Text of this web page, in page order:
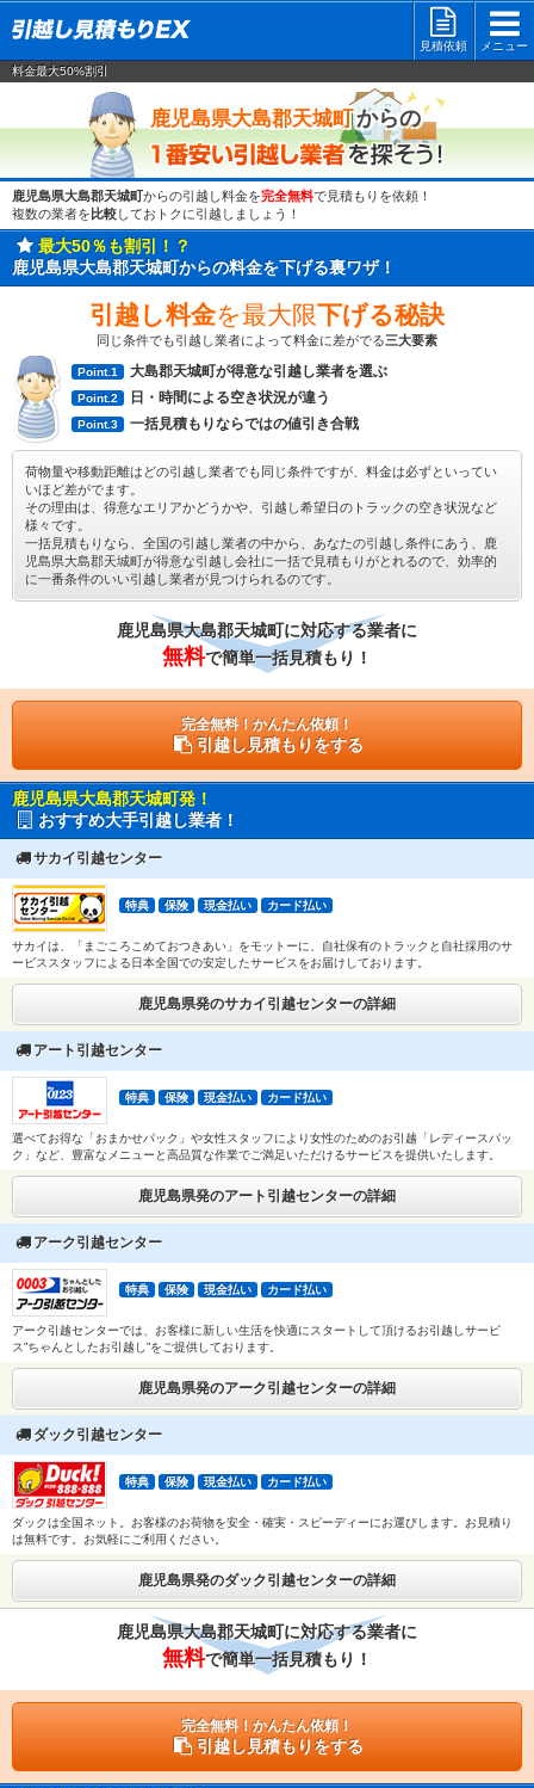
見積依頼
メニュー
料金最大50%割引
鹿児島県大島郡天城町からの
鹿児島県大島郡天城町からの引越し料金を完全無料で見積もりを依頼！
複数の業者を 比較しておトクに引越しましょう！
最大50％も割引！？
鹿児島県大島郡天城町からの料金を下げる裏ワザ！
引越し料金を最大限下げる秘訣
同じ条件でも引越し業者によって料金に差がでる三大要素
Point.1 大島郡天城町が得意な引越し業者を選ぶ
Point.2 日・時間による空き状況が違う
Point.3 一括見積もりならではの値引き合戦
荷物量や移動距離はどの引越し業者でも同じ条件ですが、料金は必ずといってい
いほど差がでます。
その理由は、得意なエリアかどうかや、引越し希望日のトラックの空き状況など
様々です。
一括見積もりなら、全国の引越し業者の中から、あなたの引越し条件にあう、鹿
児島県大島郡天城町が得意な引越し会社に一括で見積もりがとれるので、効率的
に一番条件のいい引越し業者が見つけられるのです。
鹿児島県大島郡天城町に対応する業者に
無料で簡単一括見積もり！
完全無料！かんたん依頼！
引越し見積もりをする
鹿児島県大島郡天城町発！
おすすめ大手引越し業者！
サカイ引越センター
特典 保険 現金払い カード払い
サカイは、「まごころこめておつきあい」をモットーに、自社保有のトラックと自社採用のサ
ービススタッフによる日本全国での安定したサービスをお届けしております。
鹿児島県発のサカイ引越センターの詳細
アート引越センター
特典 保険 現金払い カード払い
選べてお得な「おまかせパック」や女性スタッフにより女性のためのお引越「レディースパッ
ク」など、豊富なメニューと高品質な作業でご満足いただけるサービスを提供いたします。
鹿児島県発のアート引越センターの詳細
アーク引越センター
特典 保険 現金払い カード払い
アーク引越センターでは、お客様に新しい生活を快適にスタートして頂けるお引越しサービ
ス”ちゃんとしたお引越し”をご提供しております。
鹿児島県発のアーク引越センターの詳細
ダック引越センター
特典 保険 現金払い カード払い
ダックは全国ネット。お客様のお荷物を安全・確実・スピーディーにお運びします。お見積り
は無料です。お気軽にご利用ください。
鹿児島県発のダック引越センターの詳細
鹿児島県大島郡天城町に対応する業者に
無料で簡単一括見積もり！
完全無料！かんたん依頼！
引越し見積もりをする